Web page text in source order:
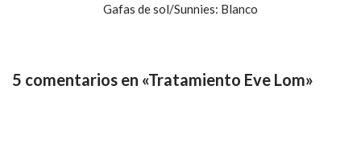
Gafas de sol/Sunnies: Blanco
5 comentarios en «Tratamiento Eve Lom»